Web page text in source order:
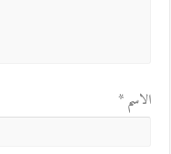
الاسم*